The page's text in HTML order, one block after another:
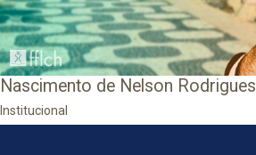
Nascimento de Nelson Rodrigues
Institucional